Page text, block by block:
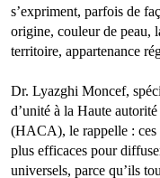
s’expriment, parfois de
origine, couleur de peau,
territoire, appartenance
Dr. Lyazghi Moncef,
d’unité à la Haute
(HACA), le rappelle : ces
plus efficaces pour
universels, parce qu’ils